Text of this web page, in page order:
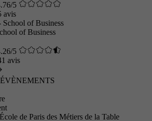
5
avis
of Business
5
avis
de Paris des Métiers de la Table